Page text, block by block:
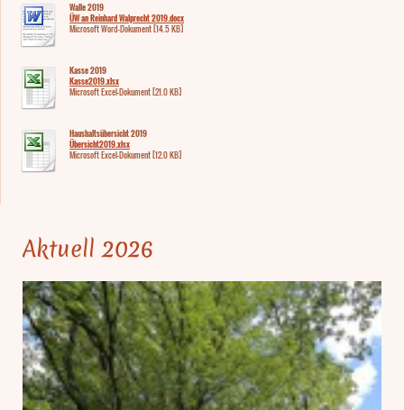
Walle 2019
ÜW an Reinhard Walprecht 2019.docx
Microsoft Word-Dokument [14.5 KB]
Kasse 2019
Kasse2019.xlsx
Microsoft Excel-Dokument [21.0 KB]
Haushaltsübersicht 2019
Übersicht2019.xlsx
Microsoft Excel-Dokument [12.0 KB]
Aktuell 2026